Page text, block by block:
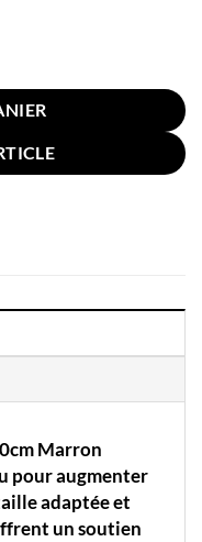
Marron Foncé
Marron
pour augmenter
adaptée et
un soutien